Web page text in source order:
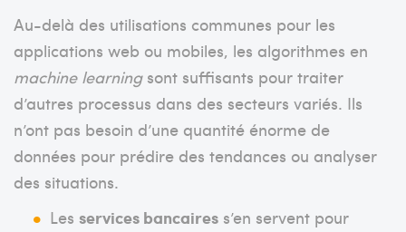
Au-delà des utilisations communes pour les
applications web ou mobiles, les algorithmes en
machine learningsont suffisants pour traiter
d’autres processus dans des secteurs variés. Ils
n’ont pas besoin d’une quantité énorme de
données pour prédire des tendances ou analyser
des situations.
Les services bancaires s’en servent pour